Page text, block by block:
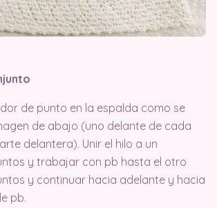
de punto en la espalda como se
de abajo (uno delante de cada
delantera). Unir el hilo a un
y trabajar con pb hasta el otro
y continuar hacia adelante y hacia
pb.